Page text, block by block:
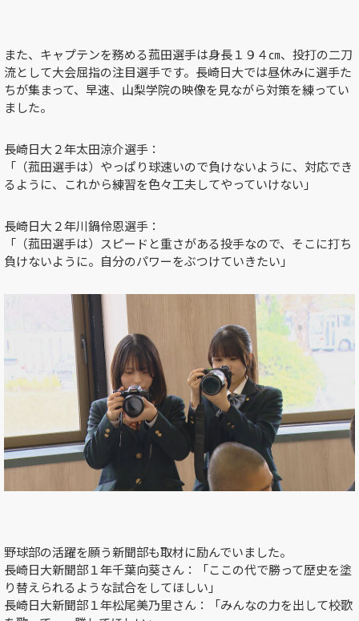
また、キャプテンを務める菰田選手は身長１９４㎝、投打の二刀
流として大会屈指の注目選手です。長崎日大では昼休みに選手た
ちが集まって、早速、山梨学院の映像を見ながら対策を練ってい
ました。
長崎日大２年太田涼介選手：
「（菰田選手は）やっぱり球速いので負けないように、対応でき
るように、これから練習を色々工夫してやっていけない」
長崎日大２年川鍋伶恩選手：
「（菰田選手は）スピードと重さがある投手なので、そこに打ち
負けないように。自分のパワーをぶつけていきたい」
野球部の活躍を願う新聞部も取材に励んでいました。
長崎日大新聞部１年千葉向葵さん：「ここの代で勝って歴史を塗
り替えられるような試合をしてほしい」
長崎日大新聞部１年松尾美乃里さん：「みんなの力を出して校歌